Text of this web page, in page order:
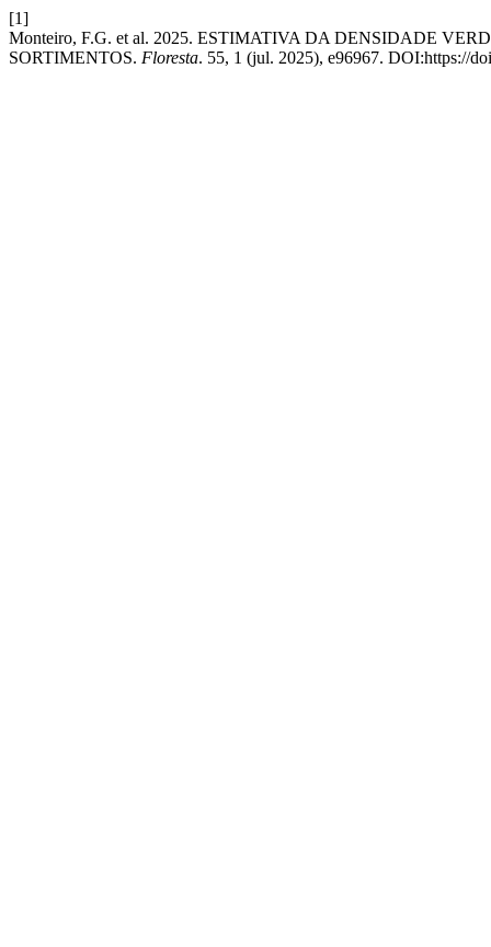
[1]
Monteiro, F.G. et al. 2025. ESTIMATIVA DA DENSIDADE
SORTIMENTOS. Floresta. 55, 1 (jul. 2025), e96967. DOI:https://